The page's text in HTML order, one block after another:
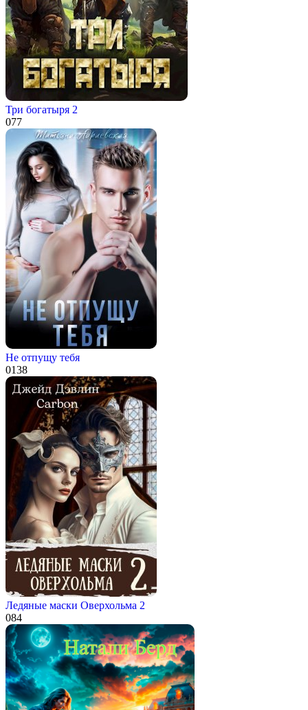
Три богатыря 2
077
Не отпущу тебя
0138
Ледяные маски Оверхольма 2
084